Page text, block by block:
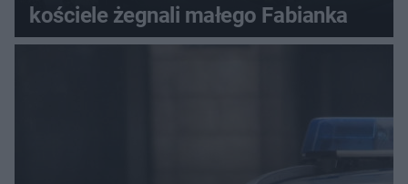
kościele żegnali małego Fabianka